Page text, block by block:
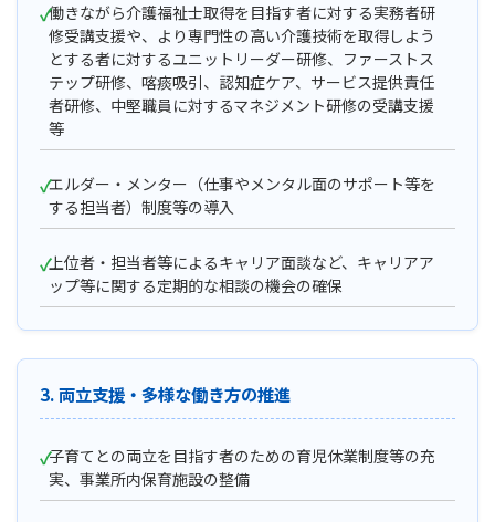
働きながら介護福祉士取得を目指す者に対する実務者研
修受講支援や、より専門性の高い介護技術を取得しよう
とする者に対するユニットリーダー研修、ファーストス
テップ研修、喀痰吸引、認知症ケア、サービス提供責任
者研修、中堅職員に対するマネジメント研修の受講支援
等
エルダー・メンター（仕事やメンタル面のサポート等を
する担当者）制度等の導入
上位者・担当者等によるキャリア面談など、キャリアア
ップ等に関する定期的な相談の機会の確保
3. 両立支援・多様な働き方の推進
子育てとの両立を目指す者のための育児休業制度等の充
実、事業所内保育施設の整備